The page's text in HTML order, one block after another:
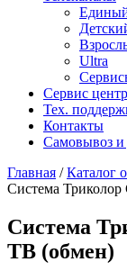
Ultra
Сервис
Тех.
Контакты
Самовывоз и
Главная /Каталог
Система
Система
ТВ (обмен)